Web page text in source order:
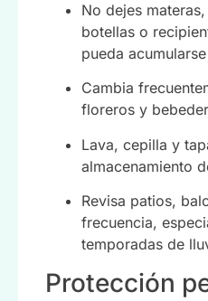
No dejes
botellas o
pueda
Cambia
floreros y
Lava, cepilla y
almacenamiento
Revisa patios,
frecuencia,
temporadas de
Protección